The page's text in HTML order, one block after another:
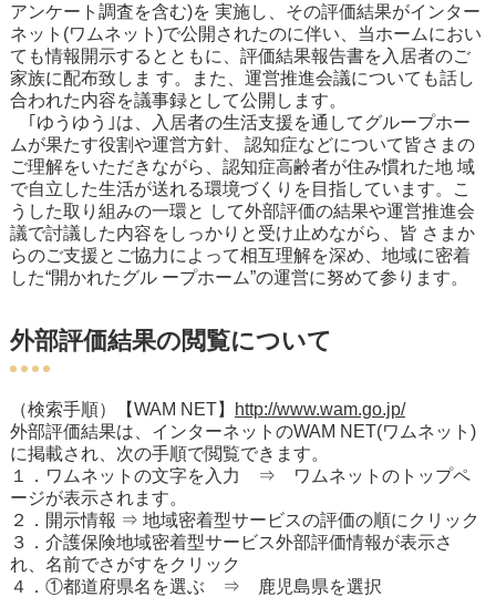
アンケート調査を含む)を 実施し、その評価結果がインター
ネット(ワムネット)で公開されたのに伴い、当ホームにおい
ても情報開示するとともに、評価結果報告書を入居者のご
家族に配布致しま す。また、運営推進会議についても話し
合われた内容を議事録として公開します。
｢ゆうゆう｣は、入居者の生活支援を通してグループホー
ムが果たす役割や運営方針、 認知症などについて皆さまの
ご理解をいただきながら、認知症高齢者が住み慣れた地 域
で自立した生活が送れる環境づくりを目指しています。こ
うした取り組みの一環と して外部評価の結果や運営推進会
議で討議した内容をしっかりと受け止めながら、皆 さまか
らのご支援とご協力によって相互理解を深め、地域に密着
した“開かれたグル ープホーム”の運営に努めて参ります。
外部評価結果の閲覧について
（検索手順）【WAM NET】
http://www.wam.go.jp/
外部評価結果は、インターネットのWAM NET(ワムネット)
に掲載され、次の手順で閲覧できます。
１．ワムネットの文字を入力 ⇒ ワムネットのトップペ
ージが表示されます。
２．開示情報 ⇒ 地域密着型サービスの評価の順にクリック
３．介護保険地域密着型サービス外部評価情報が表示さ
れ、名前でさがすをクリック
４．①都道府県名を選ぶ ⇒ 鹿児島県を選択